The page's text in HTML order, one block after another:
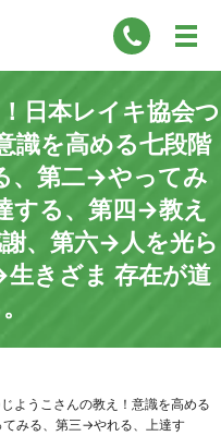
日本レイキ協会つ
識を高める七段階
、第二→やってみ
する、第四→教え
、第六→人を光ら
きざま 存在が道
ようこさんの教え！意識を高める
みる、第三→やれる、上達す